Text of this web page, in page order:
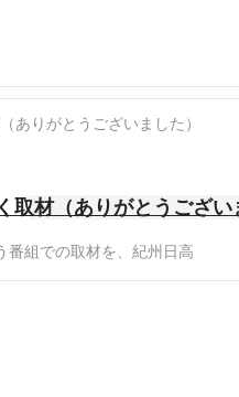
材（ありがとうござい
番組での取材を、紀州日高